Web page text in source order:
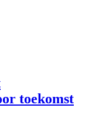
toekomst